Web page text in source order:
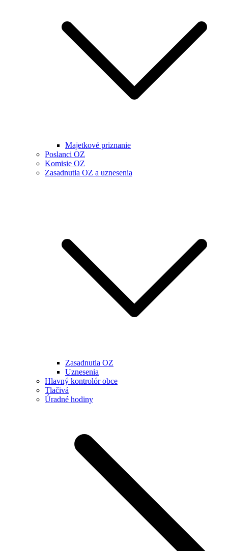
Majetkové priznanie
Poslanci OZ
Komisie OZ
Zasadnutia OZ a uznesenia
Zasadnutia OZ
Uznesenia
Hlavný kontrolór obce
Tlačivá
Úradné hodiny